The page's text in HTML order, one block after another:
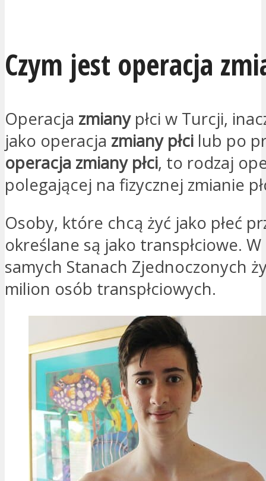
Czym jest operacja
Operacja zmianypłci w Turcji,
jako operacja zmiany płci lub po
operacja zmiany płci, to rodzaj
polegającej na fizycznej zmianie
Osoby, które chcą żyć jako płeć
określane są jako transpłciowe.
samych Stanach Zjednoczonych
milion osób transpłciowych.